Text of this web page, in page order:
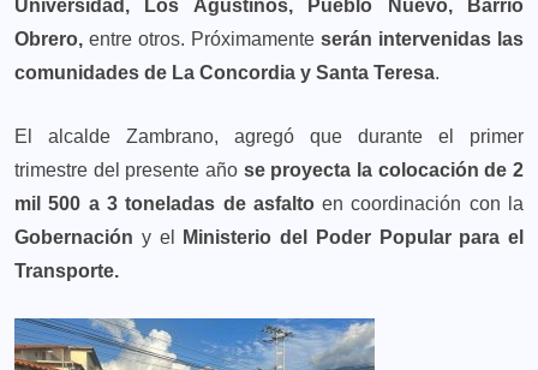
Universidad, Los Agustinos, Pueblo Nuevo, Barrio
Obrero, entre otros. Próximamente serán intervenidas las
comunidades de La Concordia y Santa Teresa.
El alcalde Zambrano, agregó que durante el primer
trimestre del presente año se proyecta la colocación de 2
mil 500 a 3 toneladas de asfaltoen coordinación con la
Gobernación y el
Ministerio del Poder Popular para el
Transporte.